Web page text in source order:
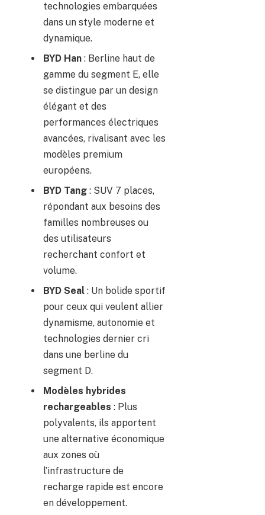
technologies embarquées
dans un style moderne et
dynamique.
BYD Han : Berline haut de
gamme du segment E, elle
se distingue par un design
élégant et des
performances électriques
avancées, rivalisant avec les
modèles premium
européens.
BYD Tang : SUV 7 places,
répondant aux besoins des
familles nombreuses ou
des utilisateurs
recherchant confort et
volume.
BYD Seal : Un bolide sportif
pour ceux qui veulent allier
dynamisme, autonomie et
technologies dernier cri
dans une berline du
segment D.
Modèles hybrides
rechargeables : Plus
polyvalents, ils apportent
une alternative économique
aux zones où
l’infrastructure de
recharge rapide est encore
en développement.